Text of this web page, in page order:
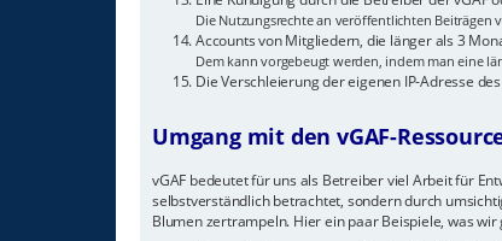
Die Nutzungsrechte an veröffentlichten Beiträgen
Accounts von Mitgliedern, die länger als 3
Dem kann vorgebeugt werden, indem man eine
Die Verschleierung der eigenen IP-Adresse
Umgang mit den vGAF-
vGAF bedeutet für uns als Betreiber viel Arbeit für
selbstverständlich betrachtet, sondern durch
Blumen zertrampeln. Hier ein paar Beispiele, was